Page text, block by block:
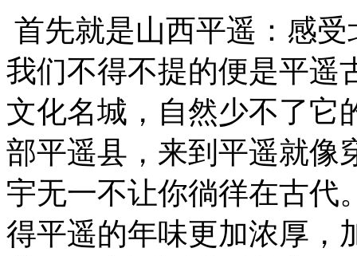
首先就是山西平遥：感
我们不得不提的便是平遥
文化名城，自然少不了它
部平遥县，来到平遥就像
宇无一不让你徜徉在古代
得平遥的年味更加浓厚，